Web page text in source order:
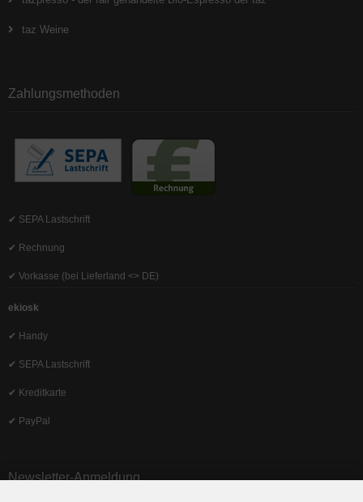
taz Weine
Zahlungsmethoden
✔ SEPA Lastschrift
✔ Rechnung
✔ Vorkasse (bei Lieferland <> DE)
ekiosk
✔ Handy
✔ SEPA Lastschrift
✔ Kreditkarte
✔ PayPal
Newsletter-Anmeldung